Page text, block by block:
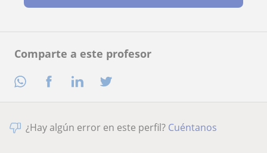
Comparte a este profesor
¿Hay algún error en este perfil? Cuéntanos